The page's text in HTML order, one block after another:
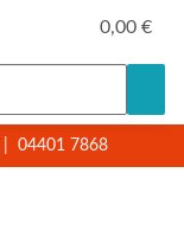
0,00 €
04401 7868